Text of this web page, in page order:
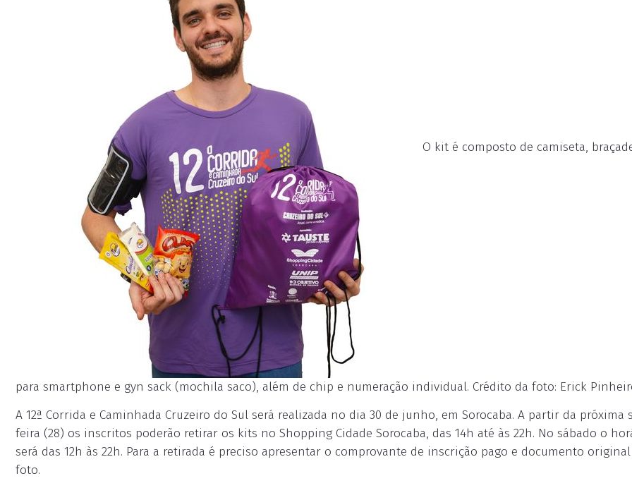
O kit é composto de camiseta,
para smartphone e gyn sack (mochila saco), além de chip e numeração individual. Crédito da foto: Erick
A 12ª Corrida e Caminhada Cruzeiro do Sul será realizada no dia 30 de junho, em Sorocaba. A partir da próxima
feira (28) os inscritos poderão retirar os kits no Shopping Cidade Sorocaba, das 14h até às 22h. No sábado o
será das 12h às 22h. Para a retirada é preciso apresentar o comprovante de inscrição pago e documento
foto.